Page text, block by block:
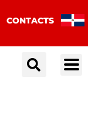
CONTACTS